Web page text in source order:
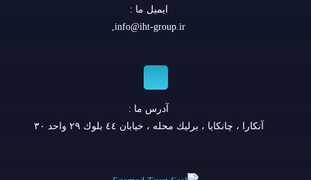
ایمیل ما :
info@iht-group.ir
,
آدرس ما :
آنكارا ، چانكايا ، برليك محله ، خيابان ٤٤ بلوك ٢٩ واحد ٣٠